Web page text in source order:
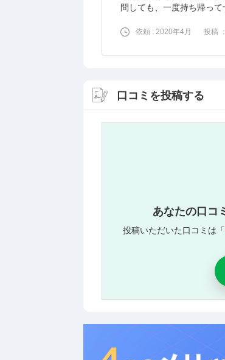
問しても、一度持ち帰っ
依頼 : 2020年4月 投稿
口コミを投稿する
あなたの口コ
投稿いただいた口コミは「